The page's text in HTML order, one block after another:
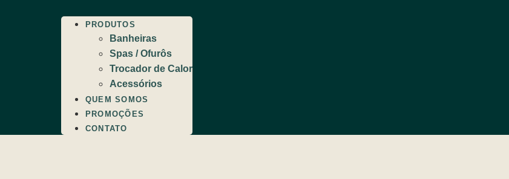
PRODUTOS
Banheiras
Spas / Ofurôs
Trocador de Calor
Acessórios
QUEM SOMOS
PROMOÇÕES
CONTATO